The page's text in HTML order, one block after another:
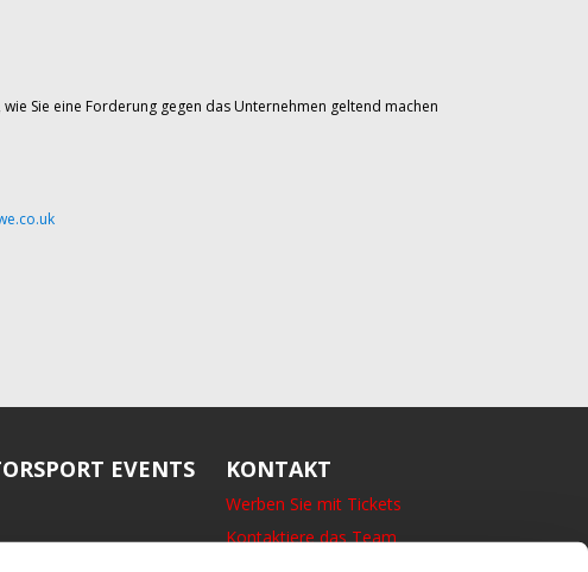
Sie eine Forderung gegen das Unternehmen geltend machen
EVENTS KONTAKT
Werben Sie mit Tickets
Kontaktiere das Team